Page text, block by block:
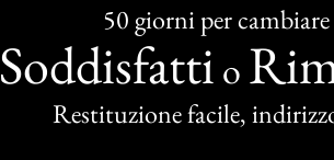
50 giorni per cambiare
Soddisfatti o
Restituzione facile,